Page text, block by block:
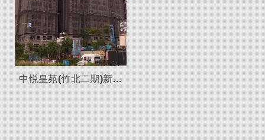
中悦皇苑(竹北二期)新建
工程